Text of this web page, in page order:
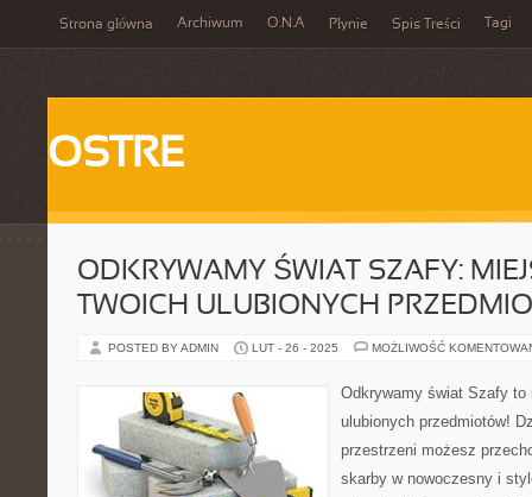
Strona główna Archiwum O.N.A Płynie Spis Treści Tagi
OSTRE
ODKRYWAMY ŚWIAT SZAFY:
TWOICH ULUBIONYCH
POSTED BY ADMIN LUT - 26 - 2025 MOŻLIWOŚĆ
Odkrywamy świat Szafy to
ulubionych przedmiotów!
przestrzeni możesz
skarby w nowoczesny i